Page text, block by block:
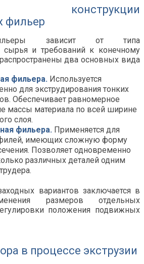
конструкции
фильер
зависит от типа
сырья и требований к конечному
два основных вида
фильера. Используется
для экструдирования тонких
Обеспечивает равномерное
массы материала по всей ширине
слоя.
фильера. Применяется для
имеющих сложную форму
Позволяет одновременно
различных деталей одним
вариантов заключается в
размеров отдельных
положения подвижных
в процессе экструзии